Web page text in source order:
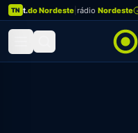
TN t.do Nordeste rádio Nordeste